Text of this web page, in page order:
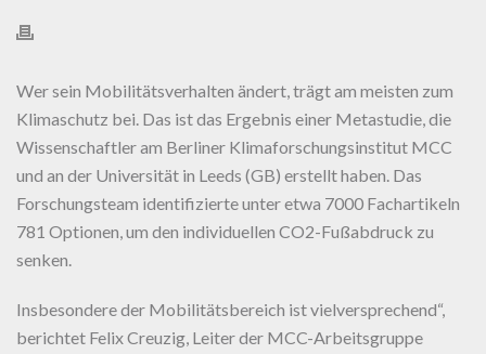
Wer sein Mobilitätsverhalten ändert, trägt am meisten zum
Klimaschutz bei. Das ist das Ergebnis einer Metastudie, die
Wissenschaftler am Berliner Klimaforschungsinstitut MCC
und an der Universität in Leeds (GB) erstellt haben. Das
Forschungsteam identifizierte unter etwa 7000 Fachartikeln
781 Optionen, um den individuellen CO2-Fußabdruck zu
senken.
Insbesondere der Mobilitätsbereich ist vielversprechend“,
berichtet Felix Creuzig, Leiter der MCC-Arbeitsgruppe